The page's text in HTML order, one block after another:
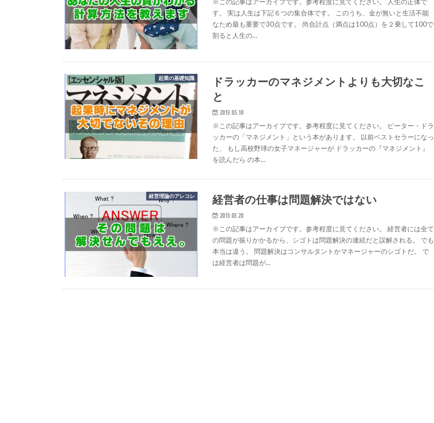
す。 実は人生は下記６つの集合体です。 このうち、金が無いと生活不能
なため最も重要で30点です。 尚合計点（満点は100点）を２乗して100で
割ると人生の…
起業の基礎知識
ドラッカーのマネジメントよりも大切なこ
と
2013.05.10
※この記事はアーカイブです。参考程度に見てください。 ピーター・ドラ
ッカーの「マネジメント」という本があります。 以前ベストセラーになっ
た、 もし高校野球の女子マネージャーが ドラッカーの『マネジメント』
を読んだら の本…
経営理論のアレコレ 経営者の仕事は問題解決ではない
2013.03.20
※この記事はアーカイブです。参考程度に見てください。 経営者には全て
の問題が振りかかるから、シゴトは問題解決の連続だと誤解される。 でも
本当は違う。 問題解決はコンサルタントかマネージャーのシゴトだ。 で
は経営者は問題が…